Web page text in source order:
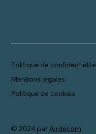
© 2024 parAirdecom
Politique de confidentialité
Mentions légales
Politique de cookies